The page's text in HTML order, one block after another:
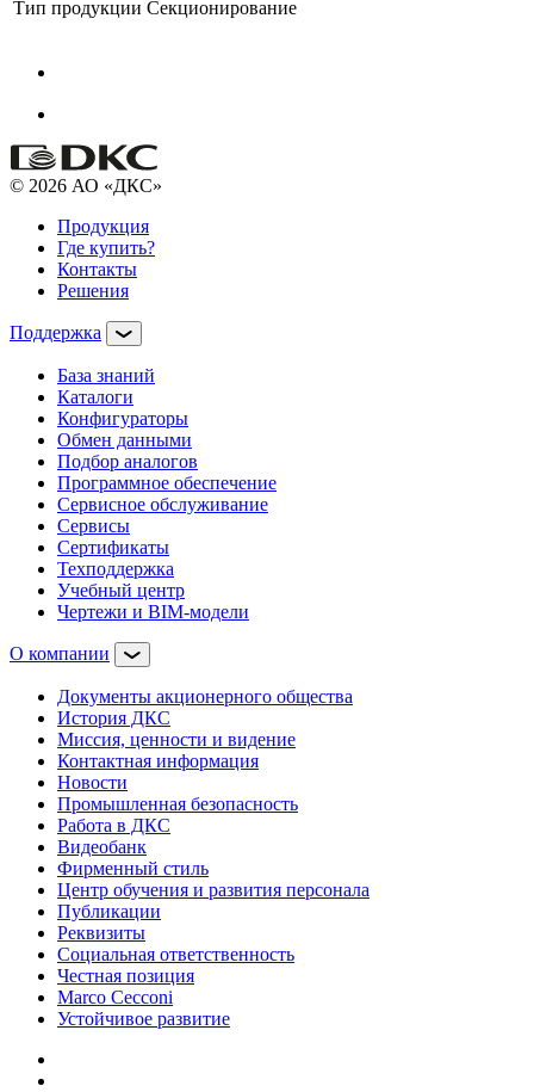
Тип продукции Секционирование
© 2026 АО «ДКС»
Продукция
Где купить?
Контакты
Решения
Поддержка
База знаний
Каталоги
Конфигураторы
Обмен данными
Подбор аналогов
Программное обеспечение
Сервисное обслуживание
Сервисы
Сертификаты
Техподдержка
Учебный центр
Чертежи и BIM-модели
О компании
Документы акционерного общества
История ДКС
Миссия, ценности и видение
Контактная информация
Новости
Промышленная безопасность
Работа в ДКС
Видеобанк
Фирменный стиль
Центр обучения и развития персонала
Публикации
Реквизиты
Социальная ответственность
Честная позиция
Marco Cecconi
Устойчивое развитие